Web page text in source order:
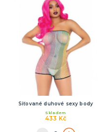
Síťované duhové sexy body
433 Kč
Skladem